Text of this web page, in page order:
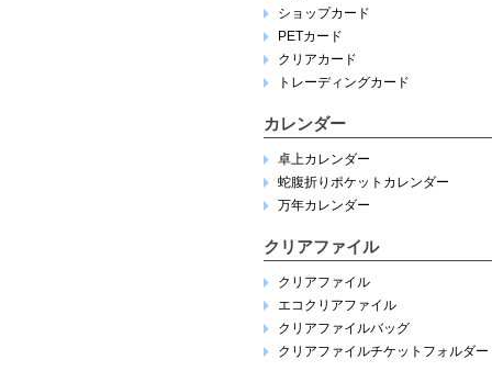
ショップカード
PETカード
クリアカード
トレーディングカード
カレンダー
卓上カレンダー
蛇腹折りポケットカレンダー
万年カレンダー
クリアファイル
クリアファイル
エコクリアファイル
クリアファイルバッグ
クリアファイルチケットフォルダー